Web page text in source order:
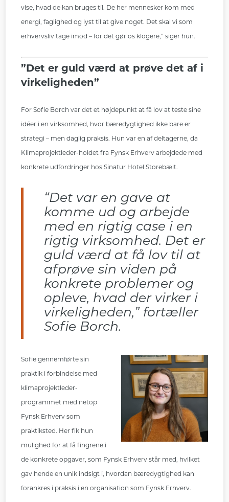
vise, hvad de kan bruges til. De her mennesker kom med
energi, faglighed og lyst til at give noget. Det skal vi som
erhvervsliv tage imod – for det gør os klogere,” siger hun.
”Det er guld værd at prøve det af i
virkeligheden”
For Sofie Borch var det et højdepunkt at få lov at teste sine
idéer i en virksomhed, hvor bæredygtighed ikke bare er
strategi – men daglig praksis. Hun var en af deltagerne, da
Klimaprojektleder-holdet fra Fynsk Erhverv arbejdede med
konkrete udfordringer hos Sinatur Hotel Storebælt.
“Det var en gave at
komme ud og arbejde
med en rigtig case i en
rigtig virksomhed. Det er
guld værd at få lov til at
afprøve sin viden på
konkrete problemer og
opleve, hvad der virker i
virkeligheden,” fortæller
Sofie Borch.
Sofie gennemførte sin
praktik i forbindelse med
klimaprojektleder-
programmet med netop
Fynsk Erhverv som
praktiksted. Her fik hun
mulighed for at få fingrene i
de konkrete opgaver, som Fynsk Erhverv står med, hvilket
gav hende en unik indsigt i, hvordan bæredygtighed kan
forankres i praksis i en organisation som Fynsk Erhverv.